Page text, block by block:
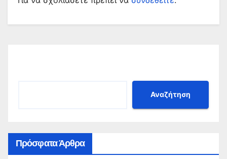
Αναζήτηση
Πρόσφατα Άρθρα